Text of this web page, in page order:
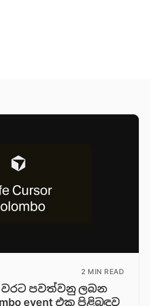
2 MIN READ
වරට පවත්වනු ලබන
event එක පිළිබඳව